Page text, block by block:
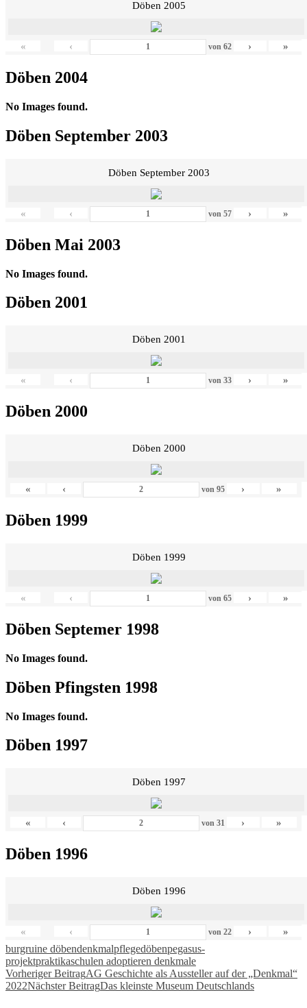
Döben 2005
« ‹ von 62 › »
Döben 2004
No Images found.
Döben September 2003
Döben September 2003
« ‹ von 57 › »
Döben Mai 2003
No Images found.
Döben 2001
Döben 2001
« ‹ von 33 › »
Döben 2000
Döben 2000
« ‹ von 95 › »
Döben 1999
Döben 1999
« ‹ von 65 › »
Döben Septemer 1998
No Images found.
Döben Pfingsten 1998
No Images found.
Döben 1997
Döben 1997
« ‹ von 31 › »
Döben 1996
Döben 1996
« ‹ von 22 › »
burgruine döbendenkmalpflegedöbenpegasus-
projektpraktikaschulen adoptieren denkmale
Beitragsnavigation
Vorheriger BeitragAG Geschichte als Aussteller auf der „Denkmal“
2022Nächster BeitragDas kleinste Museum Deutschlands